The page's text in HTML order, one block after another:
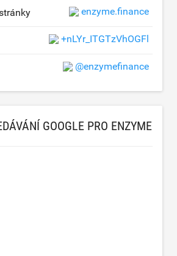
enzyme.finance
+nLYr_ITGTzVhOGFl
@enzymefinance
GOOGLE PRO ENZYME